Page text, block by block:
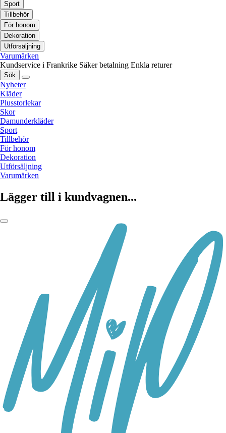
Sport
Tillbehör
För honom
Dekoration
Utförsäljning
Varumärken
Kundservice i Frankrike Säker betalning Enkla returer
Sök
Nyheter
Kläder
Plusstorlekar
Skor
Damunderkläder
Sport
Tillbehör
För honom
Dekoration
Utförsäljning
Varumärken
Lägger till i kundvagnen...